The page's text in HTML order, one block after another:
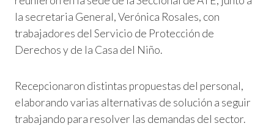
la secretaria General, Verónica Rosales, con
trabajadores del Servicio de Protección de
Derechos y de la Casa del Niño.
Recepcionaron distintas propuestas del personal,
elaborando varias alternativas de solución a seguir
trabajando para resolver las demandas del sector.